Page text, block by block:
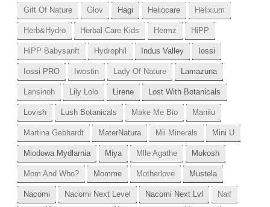
Gift Of Nature Glov Hagi Heliocare Helixium
Herb&Hydro Herbal Care Kids Hermz HiPP
HiPP Babysanft Hydrophil Indus Valley Iossi
Iossi PRO Iwostin Lady Of Nature Lamazuna
Lansinoh Lily Lolo Lirene Lost With Botanicals
Lovish Lush Botanicals Make Me Bio Manilu
Martina Gebhardt MaterNatura Mii Minerals Mini U
Miodowa Mydlarnia Miya Mlle Agathe Mokosh
Mom And Who? Momme Motherlove Mustela
Nacomi Nacomi Next Level Nacomi Next Lvl Naif